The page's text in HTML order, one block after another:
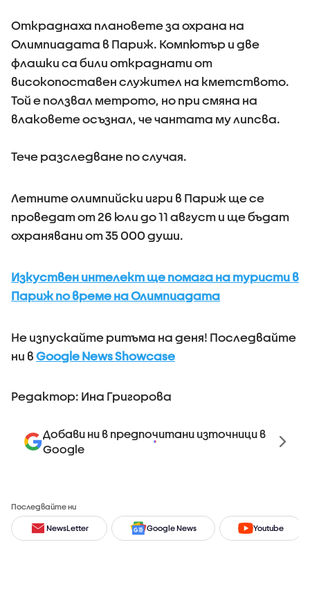
Откраднаха плановете за охрана на
Олимпиадата в Париж. Компютър и две
флашки са били откраднати от
високопоставен служител на кметството.
Той е ползвал метрото, но при смяна на
влаковете осъзнал, че чантата му липсва.
Тече разследване по случая.
Летните олимпийски игри в Париж ще се
проведат от 26 юли до 11 август и ще бъдат
охранявани от 35 000 души.
Изкуствен интелект ще помага на туристи в
Париж по време на Олимпиадата
Не изпускайте ритъма на деня! Последвайте
ни в Google News Showcase
Редактор: Ина Григорова
Добави ни в предпочитани източници в
Google
Последвайте ни
NewsLetter Google News Youtube